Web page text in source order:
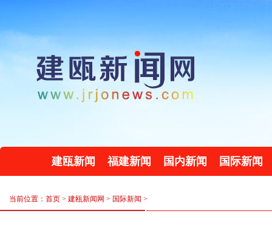
建瓯新闻 福建新闻 国内新闻 国际新闻
当前位置：首页 > 建瓯新闻网 > 国际新闻 >